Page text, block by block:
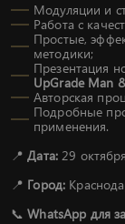
Модуляции и
Работа с
Простые,
методики;
Презентация
UpGrade Man
Авторская
Подробные
применения.
📍Дата:29
📍 Город:
📞WhatsApp для